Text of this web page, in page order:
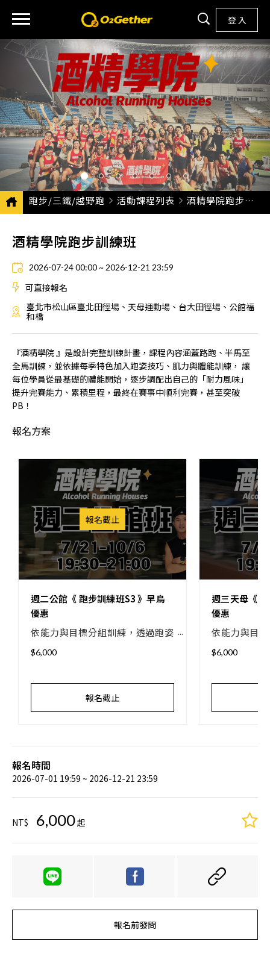
登 入
跑步/三鐵/越野跑 活動課程列表 CURRENT: 酒精學院跑步訓練班
酒精學院跑步訓練班
2026-07-24 00:00 ~ 2026-12-21 23:59
可直接報名
臺北市松山區臺北田徑場、天母運動場、台大田徑場、公館福
和橋
『酒精學院 』是設計完整訓練計畫，課程內容涵蓋路跑、半馬至
全馬訓練，並依據每季特色加入跑姿技巧、肌力與體能訓練， 讓
每位學員從最基礎的體能開始，逐步調配出自己的「耐力風味」
提升完賽能力、累積里程，最終在賽事中順利完賽，甚至突破
PB！
報名方案
報名截止
週二公館《 跑步訓練班S3 》早鳥
優惠
依能力與目標分組訓練，透過跑姿
指導、系統化課表與專業教練帶
領，建立跑步習慣、突破訓練瓶
$6,000
報名截止
週三天母《
優惠
依能力與目
指導、系統
領，建立跑
$6,000
報名時間
2026-07-01 19:59 ~ 2026-12-21 23:59
NT$ 6,000起
報名前發問